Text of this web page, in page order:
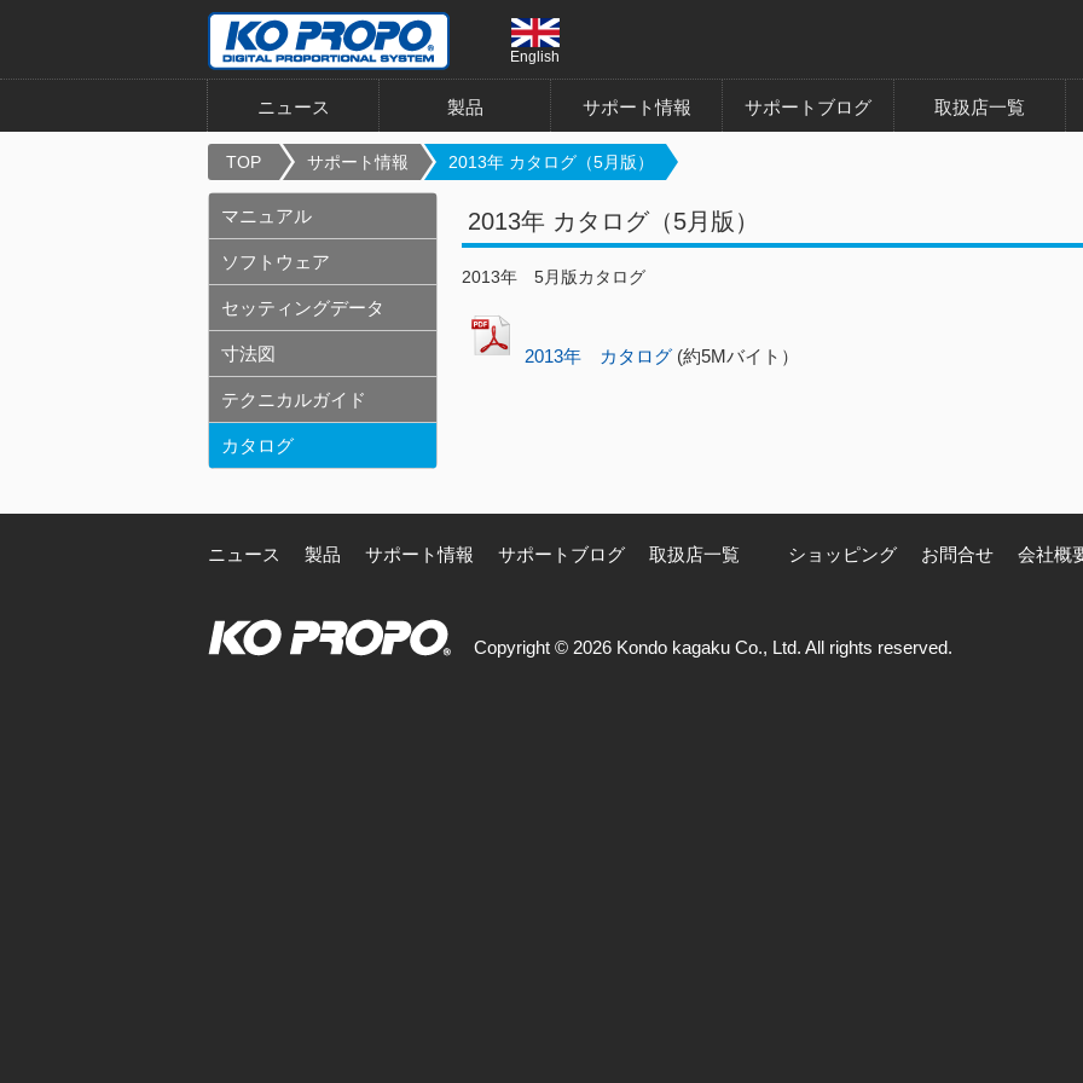
English
ニュース 製品 サポート情報 サポートブログ 取扱店一覧
TOP サポート情報 2013年 カタログ（5月版）
2013年 カタログ（5月版）
2013年 5月版カタログ
2013年 カタログ (約5Mバイト）
マニュアル
ソフトウェア
セッティングデータ
寸法図
テクニカルガイド
カタログ
ニュース 製品 サポート情報 サポートブログ 取扱店一覧 ショッピング お問合せ 会社概
Copyright © 2026 Kondo kagaku Co., Ltd. All rights reserved.